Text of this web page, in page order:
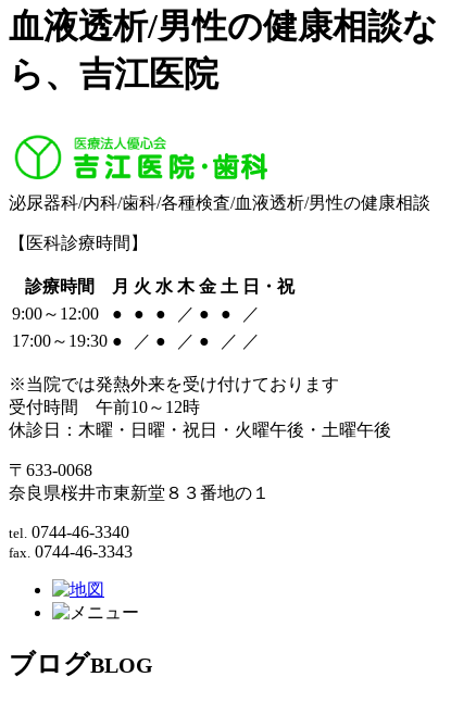
血液透析/男性の健康相談な
ら、吉江医院
泌尿器科/内科/歯科/各種検査/血液透析/男性の健康相談
【医科診療時間】
診療時間 月 火 水 木 金 土 日・祝
9:00～12:00
● ● ● ／ ● ●
／
17:00～19:30 ● ／ ● ／ ● ／ ／
※当院では発熱外来を受け付けております
受付時間 午前10～12時
休診日：木曜・日曜・祝日・火曜午後・土曜午後
〒633-0068
奈良県桜井市東新堂８３番地の１
tel. 0744-46-3340
fax. 0744-46-3343
ブログBLOG